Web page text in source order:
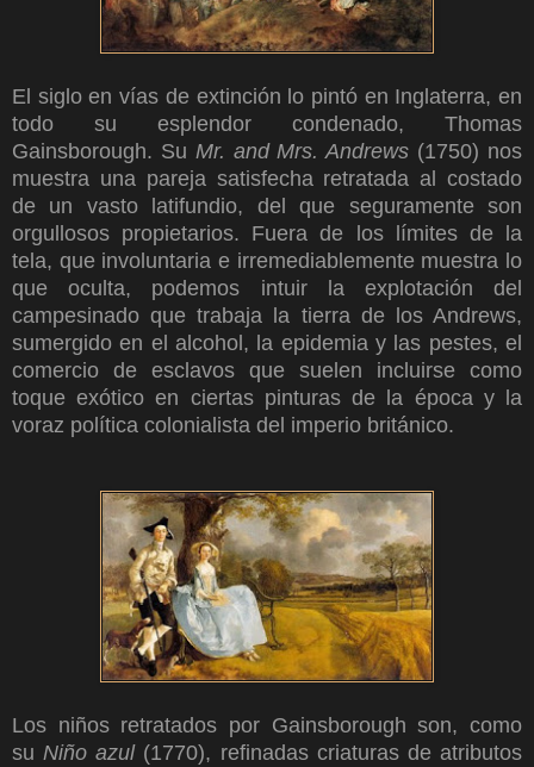
El siglo en vías de extinción lo pintó en Inglaterra, en
todo su esplendor condenado, Thomas
Gainsborough. Su Mr. and Mrs. Andrews (1750) nos
muestra una pareja satisfecha retratada al costado
de un vasto latifundio, del que seguramente son
orgullosos propietarios. Fuera de los límites de la
tela, que involuntaria e irremediablemente muestra lo
que oculta, podemos intuir la explotación del
campesinado que trabaja la tierra de los Andrews,
sumergido en el alcohol, la epidemia y las pestes, el
comercio de esclavos que suelen incluirse como
toque exótico en ciertas pinturas de la época y la
voraz política colonialista del imperio británico.
Los niños retratados por Gainsborough son, como
suNiño azul (1770), refinadas criaturas de atributos